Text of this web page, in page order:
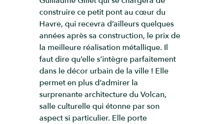
construire ce petit pont au cœur du
Havre, qui recevra d’ailleurs quelques
années après sa construction, le prix de
la meilleure réalisation métallique. Il
faut dire qu’elle s’intègre parfaitement
dans le décor urbain de la ville ! Elle
permet en plus d’admirer la
surprenante architecture du Volcan,
salle culturelle qui étonne par son
aspect si particulier. Elle porte